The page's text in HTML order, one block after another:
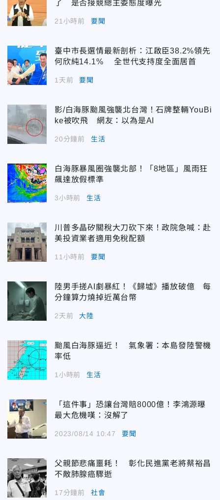
了 是否接競總主委態度曝光
21小時前 要聞
臺中市長選情最新剖析：江啟臣38.2%領先
何欣純14.1% 全世代支持度全面居首
1天前 要聞
影/白海豚颱風強襲北台灣！石牌整輛YouBi
ke被吹飛 網友：以為是AI
20分鐘前 生活
白海豚暴風圈強襲北部！「8地區」風雨狂
飆達放假標準
3小時前 生活
川普多晶矽關稅大刀砍下來！政院急喊：赴
美投資業者適用免稅配額
11小時前 要聞
陸男手搓AI劇暴紅！《歸墟》播放破億 每
分鐘算力燒掉近萬台幣
2天前 大陸
颱風白海豚逼近！ 氣象署：本島發陸警機
率低
1小時前 生活
「這件事」恐讓台灣賠8000億！李鴻源曝
最大危機嘆：沒解了
2023/08/14 10:47 要聞
父親節悲痛噩耗！ 彰化民進黨老將蔡裕昌
不敵肺腺癌驟逝
17分鐘前 社會